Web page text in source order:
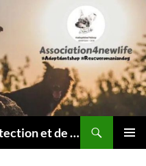
4newlife-Association de Protection et de défense animale. Loi de 1908